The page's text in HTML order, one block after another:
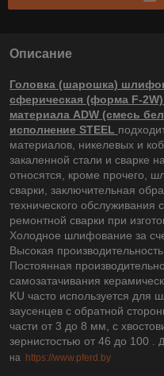
Описание
Головка (шарошка)
сферическая (форма F-2W)
материала ADW (смесь
исполнение STEEL
материалов, никелевых и
закаленной стали и сварке
относятся, кроме прочего,
сварки, заключительная
технического
ремонтной сварки при
Холодное шлифование за
Высокая
Постоянная
самозатачивания
KU часто используется для
заусенцев с обратной
части от 3 до 8 мм, с
зернистостью от 46 до 100 .
на https://www.pferd.by